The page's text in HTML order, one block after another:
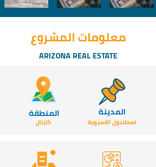
المنطقة
كارتال
المدينة
اسطنبول الآسيوية
معلومات المشروع
ARIZONA REAL ESTATE